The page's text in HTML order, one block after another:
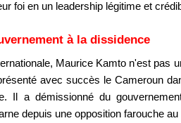
foi en un leadership légitime et
à la dissidence
Maurice Kamto n'est pas
avec succès le Cameroun
Il a démissionné du
depuis une opposition farouche au